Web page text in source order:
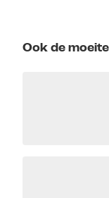
Ook de